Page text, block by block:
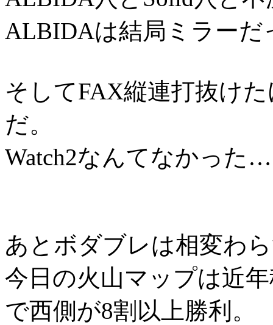
ALBIDAは結局ミラーだ
そしてFAX縦連打抜け
だ。
Watch2なんてなかった
あとボダブレは相変わ
今日の火山マップは近
で西側が8割以上勝利。